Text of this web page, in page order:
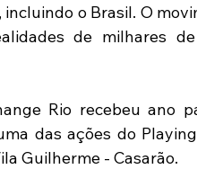
incluindo o Brasil. O
de milhares
Rio recebeu ano
das ações do
Guilherme - Casarão.